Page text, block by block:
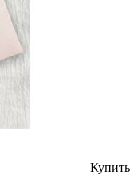
Купить